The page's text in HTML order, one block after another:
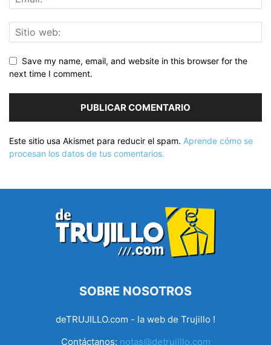
Save my name, email, and website in this browser for the
next time I comment.
Este sitio usa Akismet para reducir el spam. Aprende cómo se
procesan los datos de tus comentarios.
SOBRE NOSOTROS
deTRUJILLO.com - la web de Trujillo !
Contáctanos: notas@detrujillo.com